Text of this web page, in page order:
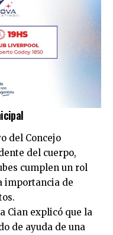
del Concejo
del cuerpo,
cumplen un rol
importancia de
Cian explicó que la
de ayuda de una